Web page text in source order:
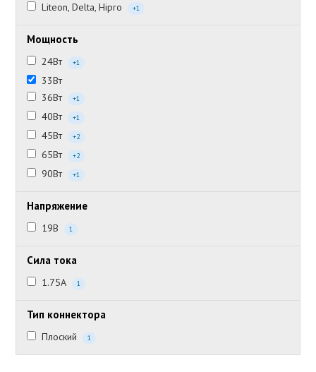
Liteon, Delta, Hipro
+1
Мощность
24Вт +1
33Вт
36Вт
+1
40Вт +1
45Вт +2
65Вт +2
90Вт +1
Напряжение
19В 1
Сила тока
1.75А 1
Тип коннектора
Плоский 1